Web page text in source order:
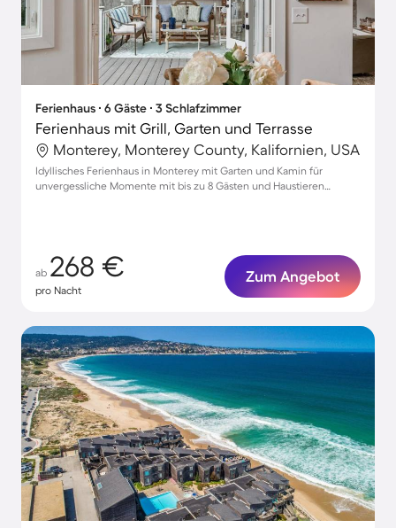
Ferienhaus ∙ 6 Gäste ∙ 3 Schlafzimmer
Ferienhaus mit Grill, Garten und Terrasse
Monterey, Monterey County, Kalifornien, USA
Idyllisches Ferienhaus in Monterey mit Garten und Kamin für
unvergessliche Momente mit bis zu 8 Gästen und Haustieren
ab 268 €
pro Nacht
Zum Angebot